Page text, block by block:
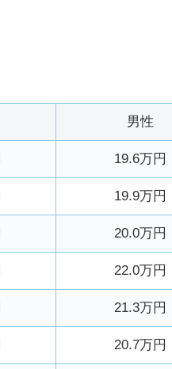
男性
19.6万円
19.9万円
20.0万円
22.0万円
21.3万円
20.7万円